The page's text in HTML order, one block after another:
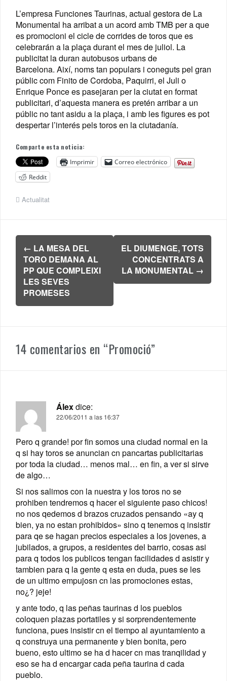
L’empresa Funciones Taurinas, actual gestora de La
Monumental ha arribat a un acord amb TMB per a que
es promocioni el cicle de corrides de toros que es
celebrarán a la plaça durant el mes de juliol. La
publicitat la duran autobusos urbans de
Barcelona. Així, noms tan populars i coneguts pel gran
públic com Finito de Cordoba, Paquirri, el Juli o
Enrique Ponce es pasejaran per la ciutaten format
publicitari, d’aquesta manera es pretén arribar a un
públic no tant asidu a la plaça, i amb les figures es pot
despertar l’interés pels toros en la ciutadanía.
Comparte esta noticia:
Imprimir
Correo electrónico
Reddit
Actualitat
Navegación
de
entradas
← LA MESA DEL
TORO DEMANA AL
PP QUE COMPLEIXI
LES SEVES
PROMESES
EL DIUMENGE, TOTS
CONCENTRATS A
LA MONUMENTAL →
14 comentarios en “Promoció”
Álexdice:
22/06/2011 a las 16:37
Pero q grande! por fin somos una ciudad normal en la
q si hay toros se anuncian cn pancartas publicitarias
por toda la ciudad… menos mal… en fin, a ver si sirve
de algo…
Si nos salimos con la nuestra y los toros no se
prohiben tendremos q hacer el siguiente paso chicos!
no nos qedemos d brazos cruzados pensando «ay q
bien, ya no estan prohibidos» sino q tenemos q insistir
para qe se hagan precios especiales a los jovenes, a
jubilados, a grupos, a residentes del barrio, cosas asi
para q todos los publicos tengan facilidades d asistir y
tambien para q la gente q esta en duda, pues se les
de un ultimo empujosn cn las promociones estas,
no¿? jeje!
y ante todo, q las peñas taurinas d los pueblos
coloquen plazas portatiles y si sorprendentemente
funciona, pues insistir cn el tiempo al ayuntamiento a
q construya una permanente y bien bonita, pero
bueno, esto ultimo se ha d hacer cn mas tranqilidad y
eso se ha d encargar cada peña taurina d cada
pueblo.